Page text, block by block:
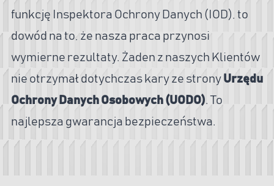
funkcję Inspektora Ochrony Danych (IOD), to
dowód na to, że nasza praca przynosi
wymierne rezultaty. Żaden z naszych Klientów
nie otrzymał dotychczas kary ze strony Urzędu
Ochrony Danych Osobowych (UODO). To
najlepsza gwarancja bezpieczeństwa.